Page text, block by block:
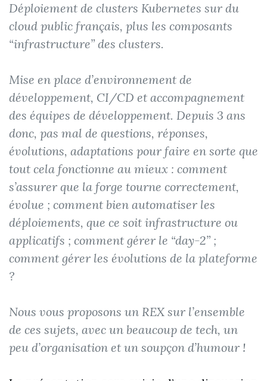
Déploiement de clusters Kubernetes sur du
cloud public français, plus les composants
“infrastructure” des clusters.
Mise en place d’environnement de
développement, CI/CD et accompagnement
des équipes de développement. Depuis 3 ans
donc, pas mal de questions, réponses,
évolutions, adaptations pour faire en sorte que
tout cela fonctionne au mieux : comment
s’assurer que la forge tourne correctement,
évolue ; comment bien automatiser les
déploiements, que ce soit infrastructure ou
applicatifs ; comment gérer le “day-2” ;
comment gérer les évolutions de la plateforme
?
Nous vous proposons un REX sur l’ensemble
de ces sujets, avec un beaucoup de tech, un
peu d’organisation et un soupçon d’humour !